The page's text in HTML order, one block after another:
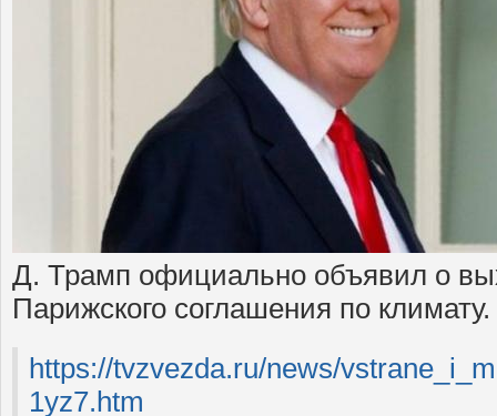
Д. Трамп официально объявил о
Парижского соглашения по климату.
https://tvzvezda.ru/news/
1yz7.htm